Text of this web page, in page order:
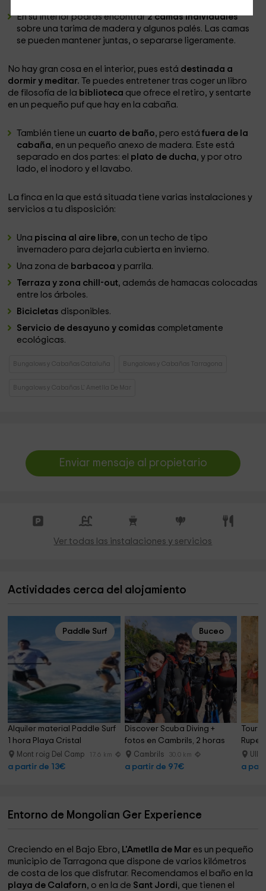
En su interior podrás encontrar2 camas individuales
sobre una tarima de madera y algunos palés. Las camas
se pueden mantener juntas, o separarse ligeramente.
No hay gran cosa en el interior, pues está destinada a
dormir y meditar. Te puedes entretener tras coger un libro
de filosofía de la biblioteca que ofrece el retiro, y sentarte
en un pequeño puf que hay en la cabaña.
También tiene un cuarto de baño, pero estáfuera de la
cabaña, en un pequeño anexo de madera. Este está
separado en dos partes: el plato de ducha, y por otro
lado, el inodoro y el lavabo.
La finca en la que está situada tiene varias instalaciones y
servicios a tu disposición:
Una piscina al aire libre, con un techo de tipo
invernadero para dejarla cubierta en invierno.
Una zona de barbacoay parrila.
Terraza y zona chill-out, además de hamacas colocadas
entre los árboles.
Bicicletas disponibles.
Servicio de desayuno y comidas completamente
ecológicas.
Bungalows y Cabañas Cataluña Bungalows y Cabañas Tarragona
Bungalows y Cabañas L' Ametlla De Mar
Enviar mensaje al propietario
Ver todas las instalaciones y servicios
Actividades cerca del alojamiento
Paddle Surf
Alquiler material Paddle Surf
1 hora Playa Cristal
Mont roig Del Camp 17.6 km
a partir de 13€
Buceo
Discover Scuba Diving +
fotos en Cambrils, 2 horas
Cambrils 30.0 km
a partir de 97€
Tour
a
Entorno de Mongolian Ger Experience
Creciendo en el Bajo Ebro, L'Ametlla de Mar es un pequeño
municipio de Tarragona que dispone de varios kilómetros
de costa de los que disfrutar. Recomendamos el baño en la
playa de Calaforn, o en la de Sant Jordi, que tienen el